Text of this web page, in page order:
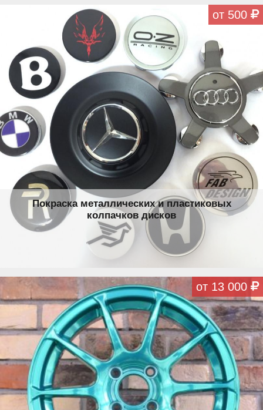
Покраска металлических и пластиковых
колпачков дисков
от 500
от 13 000